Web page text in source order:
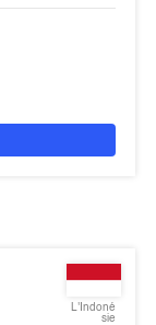
L'Indoné
sie